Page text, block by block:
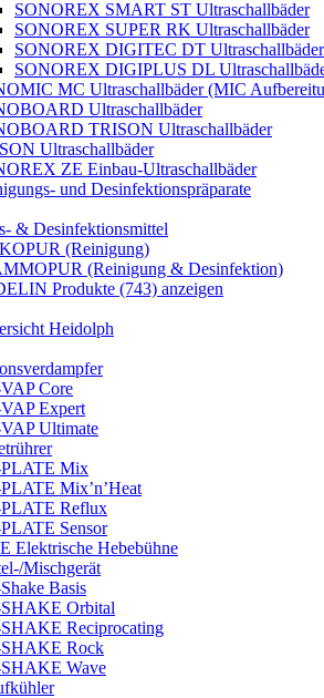
SONOREX SMART ST Ultraschallbäder
SONOREX SUPER RK Ultraschallbäder
SONOREX DIGITEC DT Ultraschallbäder
SONOREX DIGIPLUS DL
MC Ultraschallbäder (MIC
Ultraschallbäder
TRISON Ultraschallbäder
Ultraschallbäder
ZE Einbau-Ultraschallbäder
und Desinfektionspräparate
& Desinfektionsmittel
(Reinigung)
(Reinigung & Desinfektion)
Produkte (743) anzeigen
Heidolph
Core
Expert
Ultimate
Mix
Mix’n’Heat
Reflux
Sensor
Elektrische Hebebühne
Mischgerät
Basis
Orbital
Reciprocating
Rock
Wave